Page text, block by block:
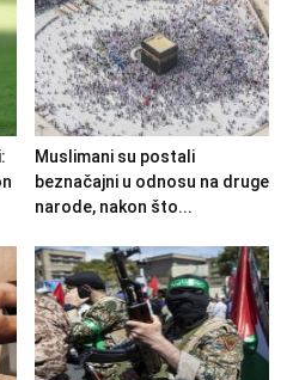
Muslimani su postali
beznačajni u odnosu na druge
narode, nakon što...